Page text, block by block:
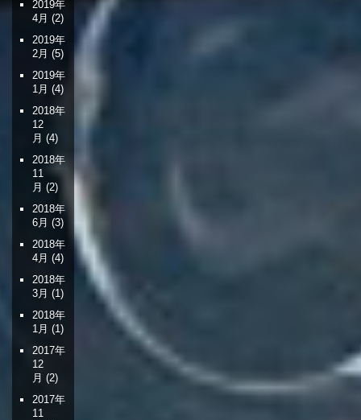
2019年
4月 (2)
2019年
2月 (5)
2019年
1月 (4)
2018年
12
月 (4)
2018年
11
月 (2)
2018年
6月 (3)
2018年
4月 (4)
2018年
3月 (1)
2018年
1月 (1)
2017年
12
月 (2)
2017年
11